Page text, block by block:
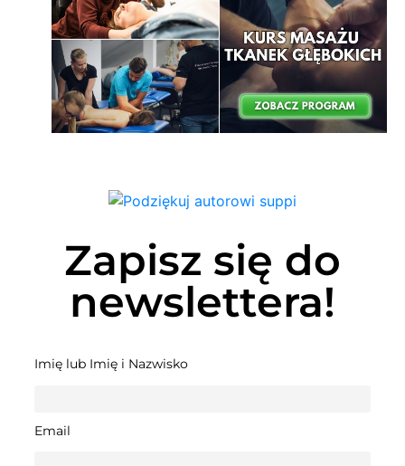
Zapisz się do
newslettera!
Imię lub Imię i Nazwisko
Email